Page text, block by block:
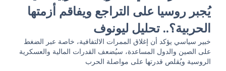
يُجبر روسيا على التراجع ويفاقم أزمتها
الحربية؟.. تحليل ليونوف
خبير سياسي يؤكد أن إغلاق الممرات الالتفافية، خاصة عبر الضغط
على الصين والدول المساعدة، سيُضعف القدرات المالية والعسكرية
الروسية ويُقلص قدرتها على مواصلة الحرب